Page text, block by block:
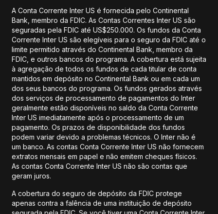
A Conta Corrente Inter US é fornecida pelo Continental
Bank, membro da FDIC. As Contas Correntes Inter US são
seguradas pela FDIC até US$250.000. Os fundos da Conta
Corrente Inter US são elegíveis para o seguro da FDIC até o
limite permitido através do Continental Bank, membro da
FDIC, e outros bancos do programa. A cobertura está sujeita
à agregação de todos os fundos de cada titular de conta
mantidos em depósito no Continental Bank ou em cada um
dos seus bancos do programa. Os fundos gerados através
dos serviços de processamento de pagamentos do Inter
geralmente estão disponíveis no saldo da Conta Corrente
Inter US imediatamente após o processamento de um
pagamento. Os prazos de disponibilidade dos fundos
podem variar devido a problemas técnicos. O Inter não é
um banco. As contas Conta Corrente Inter US não fornecem
extratos mensais em papel e não emitem cheques físicos.
As contas Conta Corrente Inter US não são contas que
geram juros.
A cobertura do seguro de depósito da FDIC protege
apenas contra a falência de uma instituição de depósito